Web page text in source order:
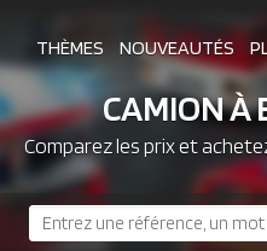
THÈMES NOUVEAUTÉS
CAMION À
Comparez les prix et